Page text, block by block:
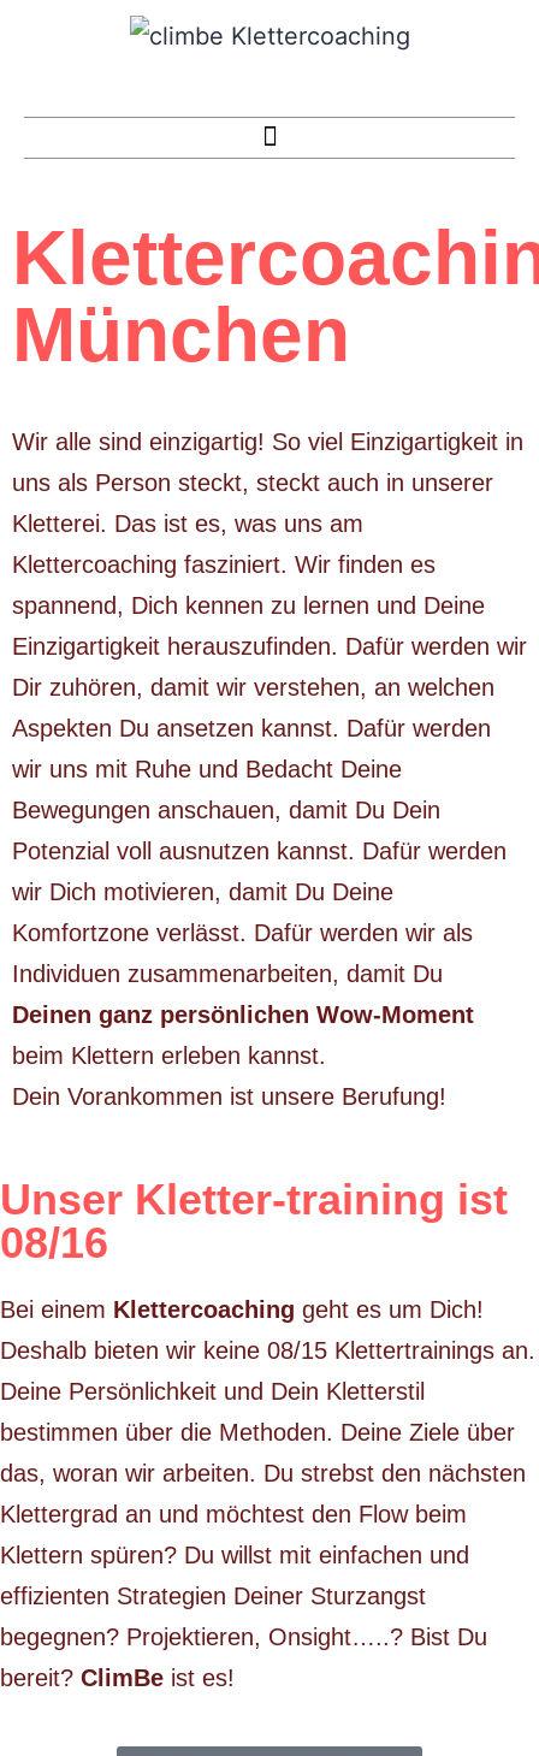
München
Wir alle sind einzigartig! So viel Einzigartigkeit in
uns als Person steckt, steckt auch in unserer
Kletterei. Das ist es, was uns am
Klettercoaching fasziniert. Wir finden es
spannend, Dich kennen zu lernen und Deine
Einzigartigkeit herauszufinden. Dafür werden wir
Dir zuhören, damit wir verstehen, an welchen
Aspekten Du ansetzen kannst. Dafür werden
wir uns mit Ruhe und Bedacht Deine
Bewegungen anschauen, damit Du Dein
Potenzial voll ausnutzen kannst. Dafür werden
wir Dich motivieren, damit Du Deine
Komfortzone verlässt. Dafür werden wir als
Individuen zusammenarbeiten, damit Du
Deinen ganz persönlichen Wow-Moment
beim Klettern erleben kannst.
Dein Vorankommen ist unsere Berufung!
Unser Kletter-training ist
08/16
Bei einem Klettercoaching geht es um Dich!
Deshalb bieten wir keine 08/15 Klettertrainings an.
Deine Persönlichkeit und Dein Kletterstil
bestimmen über die Methoden. Deine Ziele über
das, woran wir arbeiten. Du strebst den nächsten
Klettergrad an und möchtest den Flow beim
Klettern spüren? Du willst mit einfachen und
effizienten Strategien Deiner Sturzangst
begegnen? Projektieren, Onsight…..? Bist Du
bereit? ClimBe ist es!